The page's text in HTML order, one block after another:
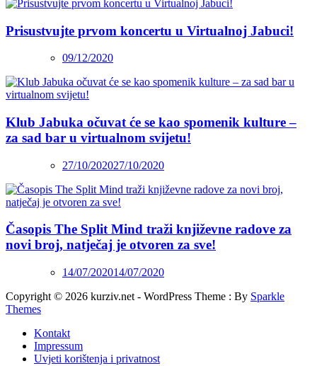
Prisustvujte prvom koncertu u Virtualnoj Jabuci!
09/12/2020
Klub Jabuka očuvat će se kao spomenik kulture –
za sad bar u virtualnom svijetu!
27/10/202027/10/2020
Časopis The Split Mind traži književne radove za
novi broj, natječaj je otvoren za sve!
14/07/202014/07/2020
Copyright © 2026 kurziv.net - WordPress Theme : By Sparkle
Themes
Kontakt
Impressum
Uvjeti korištenja i privatnost